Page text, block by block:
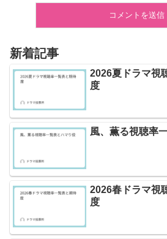
新着記事
2026夏ドラマ視
度
風、薫る視聴率
2026春ドラマ視
度